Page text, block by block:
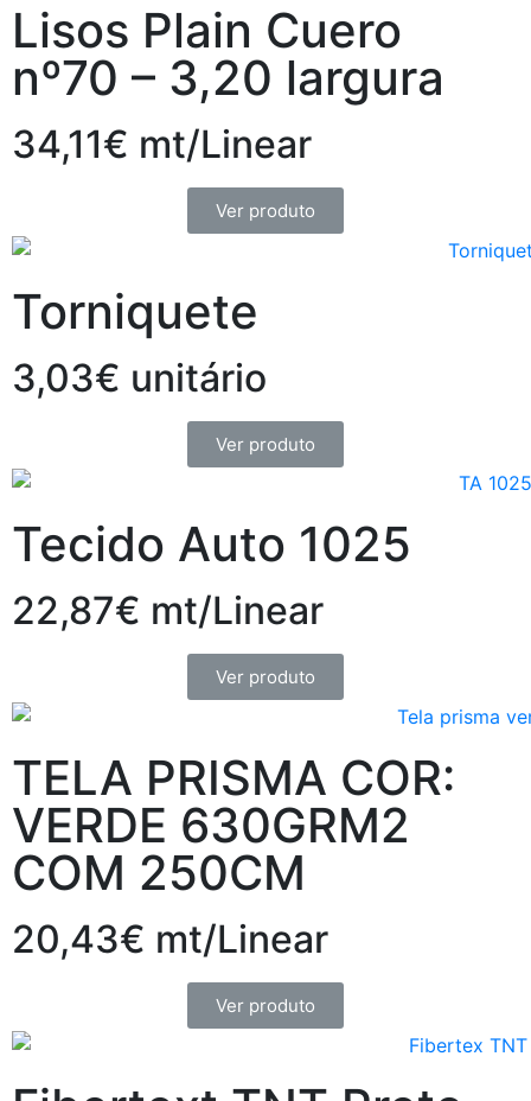
Lisos Plain Cuero
nº70 – 3,20 largura
34,11€ mt/Linear
Ver produto
Torniquete
3,03€ unitário
Ver produto
Tecido Auto 1025
22,87€ mt/Linear
Ver produto
TELA PRISMA COR:
VERDE 630GRM2
COM 250CM
20,43€ mt/Linear
Ver produto